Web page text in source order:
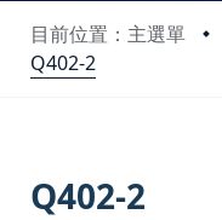
目前位置：主選單
Q402-2
Q402-2